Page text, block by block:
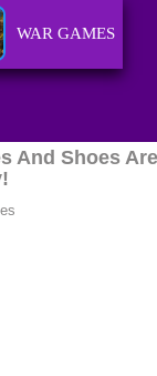
WAR GAMES